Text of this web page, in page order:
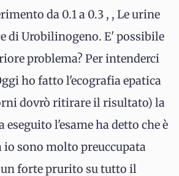
da 0.1 a 0.3 , , Le urine
di Urobilinogeno. E' possibile
problema? Per intenderci
ho fatto l'ecografia epatica
dovrò ritirare il risultato) la
eseguito l'esame ha detto che è
io sono molto preuccupata
un forte prurito su tutto il